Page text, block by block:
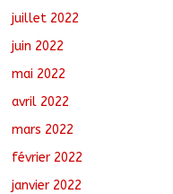
juillet 2022
juin 2022
mai 2022
avril 2022
mars 2022
février 2022
janvier 2022